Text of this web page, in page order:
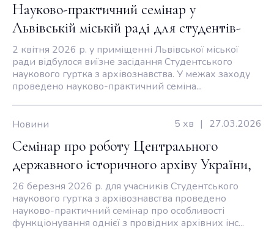
Науково-практичний семінар у
Львівській міській раді для студентів-
архівістів
2 квітня 2026 р. у приміщенні Львівської міської
ради відбулося виїзне засідання Студентського
наукового гуртка з архівознавства. У межах заходу
проведено науково-практичний семіна...
Новини 5 хв | 27.03.2026
Семінар про роботу Центрального
державного історичного архіву України,
м. Львів
26 березня 2026 р. для учасників Студентського
наукового гуртка з архівознавства проведено
науково-практичний семінар про особливості
функціонування однієї з провідних архівних інс...